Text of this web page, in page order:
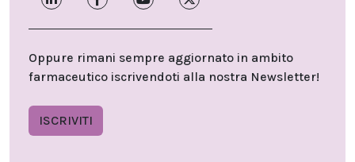
Oppure rimani sempre aggiornato in ambito
farmaceutico iscrivendoti alla nostra Newsletter!
ISCRIVITI